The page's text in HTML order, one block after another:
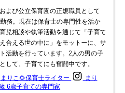
よび公立保育園の正規職員として
務。現在は保育士の専門性を活か
児相談や執筆活動を通じて「子育て
合える世の中に」をモットーに、サ
活動を行っています。2人の男の子
して、子育てにも奮闘中です。
まりこ🌻保育士ライター
まり
-6歳子育ての専門家